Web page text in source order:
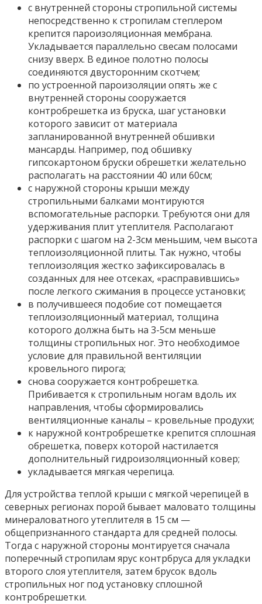
с внутренней стороны стропильной системы
непосредственно к стропилам степлером
крепится пароизоляционная мембрана.
Укладывается параллельно свесам полосами
снизу вверх. В единое полотно полосы
соединяются двусторонним скотчем;
по устроенной пароизоляции опять же с
внутренней стороны сооружается
контробрешетка из бруска, шаг установки
которого зависит от материала
запланированной внутренней обшивки
мансарды. Например, под обшивку
гипсокартоном бруски обрешетки желательно
располагать на расстоянии 40 или 60см;
с наружной стороны крыши между
стропильными балками монтируются
вспомогательные распорки. Требуются они для
удерживания плит утеплителя. Располагают
распорки с шагом на 2-3см меньшим, чем высота
теплоизоляционной плиты. Так нужно, чтобы
теплоизоляция жестко зафиксировалась в
созданных для нее отсеках, «расправившись»
после легкого сжимания в процессе установки;
в получившееся подобие сот помещается
теплоизоляционный материал, толщина
которого должна быть на 3-5см меньше
толщины стропильных ног. Это необходимое
условие для правильной вентиляции
кровельного пирога;
снова сооружается контробрешетка.
Прибивается к стропильным ногам вдоль их
направления, чтобы сформировались
вентиляционные каналы – кровельные продухи;
к наружной контробрешетке крепится сплошная
обрешетка, поверх которой настилается
дополнительный гидроизоляционный ковер;
укладывается мягкая черепица.
Для устройства теплой крыши с мягкой черепицей в
северных регионах порой бывает маловато толщины
минераловатного утеплителя в 15 см —
общепризнанного стандарта для средней полосы.
Тогда с наружной стороны монтируется сначала
поперечный стропилам ярус контрбруса для укладки
второго слоя утеплителя, затем брусок вдоль
стропильных ног под установку сплошной
контробрешетки.